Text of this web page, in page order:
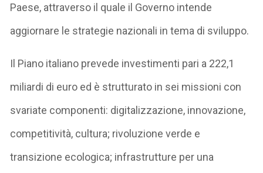
Paese, attraverso il quale il Governo intende
aggiornare le strategie nazionali in tema di sviluppo.
Il Piano italiano prevede investimenti pari a 222,1
miliardi di euro ed è strutturato in sei missioni con
svariate componenti: digitalizzazione, innovazione,
competitività, cultura; rivoluzione verde e
transizione ecologica; infrastrutture per una